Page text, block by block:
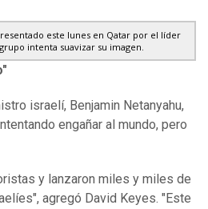
este lunes en Qatar por el líder
intenta suavizar su imagen.
israelí, Benjamin Netanyahu,
engañar al mundo, pero
y lanzaron miles y miles de
agregó David Keyes. "Este